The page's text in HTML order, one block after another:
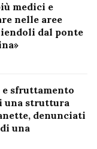
medici e
nelle aree
dal ponte
e sfruttamento
una struttura
denunciati
una